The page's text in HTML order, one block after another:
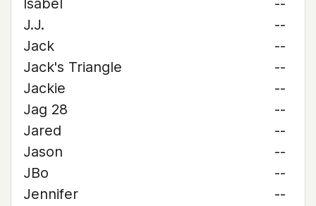
Isabel
--
J.J.
--
Jack
--
Jack's Triangle
--
Jackie
--
Jag 28
--
Jared
--
Jason
--
JBo
--
Jennifer
--